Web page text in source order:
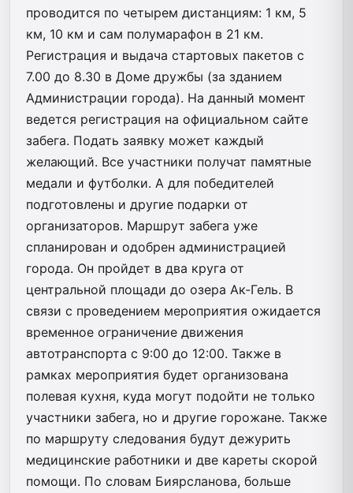
проводится по четырем дистанциям: 1 км, 5
км, 10 км и сам полумарафон в 21 км.
Регистрация и выдача стартовых пакетов с
7.00 до 8.30 в Доме дружбы (за зданием
Администрации города). На данный момент
ведется регистрация на официальном сайте
забега. Подать заявку может каждый
желающий. Все участники получат памятные
медали и футболки. А для победителей
подготовлены и другие подарки от
организаторов. Маршрут забега уже
спланирован и одобрен администрацией
города. Он пройдет в два круга от
центральной площади до озера Ак-Гель. В
связи с проведением мероприятия ожидается
временное ограничение движения
автотранспорта с 9:00 до 12:00. Также в
рамках мероприятия будет организована
полевая кухня, куда могут подойти не только
участники забега, но и другие горожане. Также
по маршруту следования будут дежурить
медицинские работники и две кареты скорой
помощи. По словам Биярсланова, больше